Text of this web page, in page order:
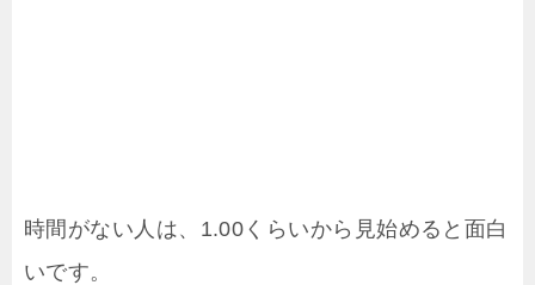
時間がない人は、1.00くらいから見始めると面白
いです。